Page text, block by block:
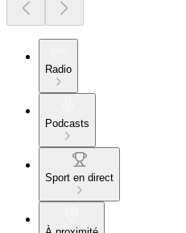
Radio
Podcasts
Sport en direct